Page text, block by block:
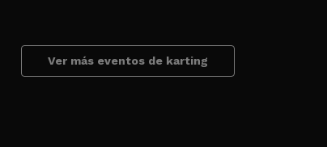
Ver más eventos de karting